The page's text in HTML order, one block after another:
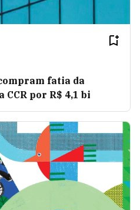
fatia da
por R$ 4,1 bi